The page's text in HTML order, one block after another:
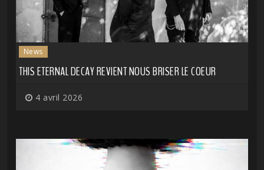
News
THIS ETERNAL DECAY REVIENT NOUS BRISER LE COEUR
4 avril 2026